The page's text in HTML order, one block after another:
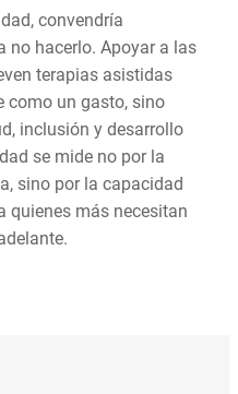
convendría
no hacerlo. Apoyar a las
terapias asistidas
como un gasto, sino
inclusión y desarrollo
se mide no por la
sino por la capacidad
quienes más necesitan